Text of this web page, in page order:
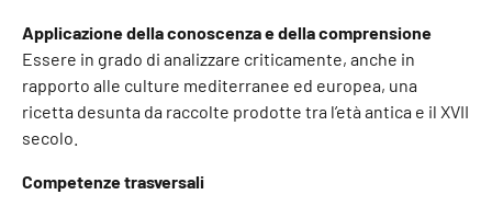
Applicazione della conoscenza e della comprensione
Essere in grado di analizzare criticamente, anche in
rapporto alle culture mediterranee ed europea, una
ricetta desunta da raccolte prodotte tra l’età antica e il XVII
secolo.
Competenze trasversali